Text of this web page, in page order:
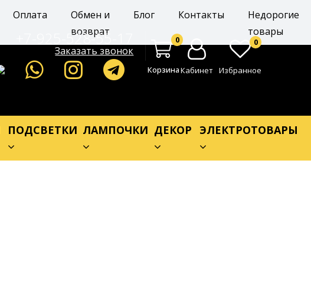
Оплата
Обмен и
возврат
Блог Контакты
Недорогие
товары
+7-925-528-55-17
Заказать звонок
0
КорзинаКабинет
0
Избранное
ПОДСВЕТКИ ЛАМПОЧКИ ДЕКОР ЭЛЕКТРОТОВАРЫ